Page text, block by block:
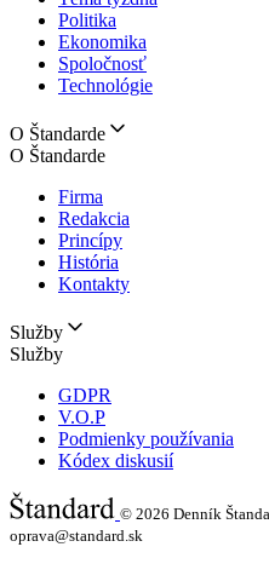
Politika
Ekonomika
Spoločnosť
Technológie
O Štandarde
O Štandarde
Firma
Redakcia
Princípy
História
Kontakty
Služby
Služby
GDPR
V.O.P
Podmienky používania
Kódex diskusií
© 2026 Denník
oprava@standard.sk